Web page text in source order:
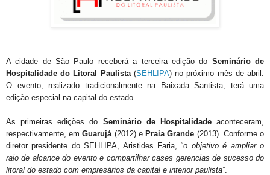
A cidade de São Paulo receberá a terceira edição do Seminário de
Hospitalidade do Litoral Paulista (SEHLIPA) no próximo mês de abril.
O evento, realizado tradicionalmente na Baixada Santista, terá uma
edição especial na capital do estado.
As primeiras edições do Seminário de Hospitalidadeaconteceram,
respectivamente, emGuarujá (2012) ePraia Grande (2013). Conforme o
diretor presidente do SEHLIPA, Aristides Faria, “o objetivo é ampliar o
raio de alcance do evento e compartilhar cases gerencias de sucesso do
litoral do estado com empresários da capital e interior paulista”.